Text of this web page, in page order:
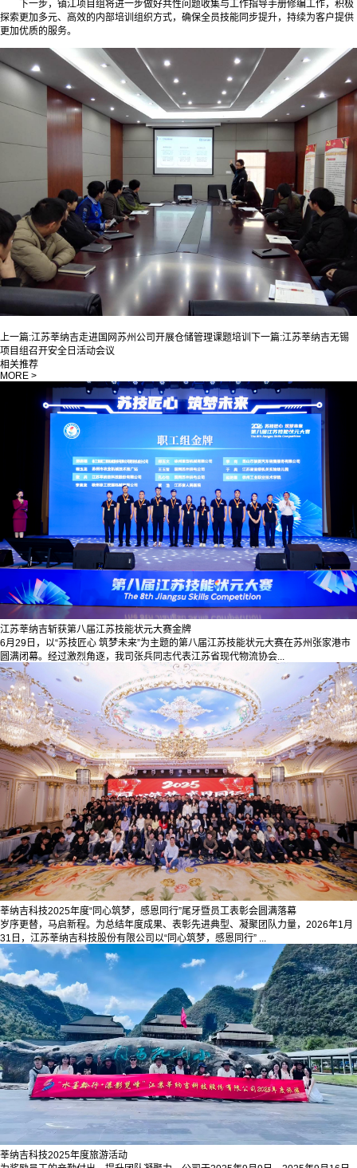
下一步，镇江项目组将进一步做好共性问题收集与工作指导手册修编工作，积极
探索更加多元、高效的内部培训组织方式，确保全员技能同步提升，持续为客户提供
更加优质的服务。
上一篇:江苏莘纳吉走进国网苏州公司开展仓储管理课题培训 下一篇:江苏莘纳吉无锡
项目组召开安全日活动会议
相关推荐
MORE >
江苏莘纳吉斩获第八届江苏技能状元大赛金牌
6月29日，以“苏技匠心 筑梦未来”为主题的第八届江苏技能状元大赛在苏州张家港市
圆满闭幕。经过激烈角逐，我司张兵同志代表江苏省现代物流协会...
莘纳吉科技2025年度“同心筑梦，感恩同行”尾牙暨员工表彰会圆满落幕
岁序更替，马启新程。为总结年度成果、表彰先进典型、凝聚团队力量，2026年1月
31日，江苏莘纳吉科技股份有限公司以“同心筑梦，感恩同行” ...
莘纳吉科技2025年度旅游活动